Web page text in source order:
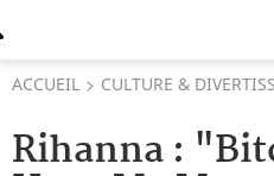
ACCUEIL CULTURE &
Rihanna :